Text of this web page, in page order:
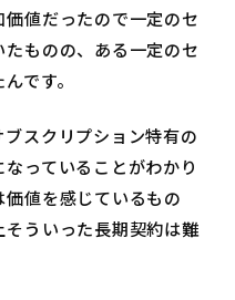
値だったので一定のセ
ものの、ある一定のセ
です。
スクリプション特有の
なっていることがわかり
値を感じているもの
ういった長期契約は難